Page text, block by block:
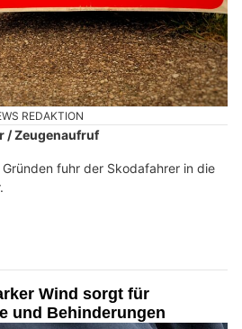
REDAKTION
/ Zeugenaufruf
fuhr der Skodafahrer in die
Wind sorgt für
und Behinderungen